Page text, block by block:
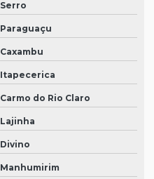
Serro
Paraguaçu
Caxambu
Itapecerica
Carmo do Rio Claro
Lajinha
Divino
Manhumirim